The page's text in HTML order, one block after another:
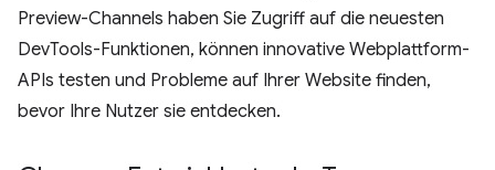
Preview-Channels haben Sie Zugriff auf die neuesten
DevTools-Funktionen, können innovative Webplattform-
APIs testen und Probleme auf Ihrer Website finden,
bevor Ihre Nutzer sie entdecken.